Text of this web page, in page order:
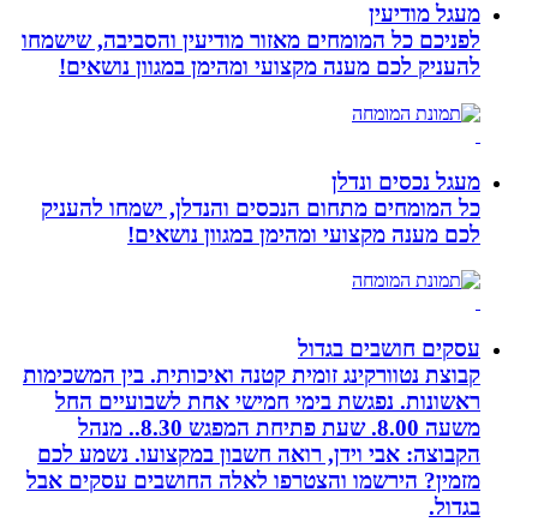
מעגל מודיעין
לפניכם כל המומחים מאזור מודיעין והסביבה, שישמחו
להעניק לכם מענה מקצועי ומהימן במגוון נושאים!
מעגל נכסים ונדלן
כל המומחים מתחום הנכסים והנדלן, ישמחו להעניק
לכם מענה מקצועי ומהימן במגוון נושאים!
עסקים חושבים בגדול
קבוצת נטוורקינג זומית קטנה ואיכותית. בין המשכימות
ראשונות. נפגשת בימי חמישי אחת לשבועיים החל
משעה 8.00. שעת פתיחת המפגש 8.30.. מנהל
הקבוצה: אבי וידן, רואה חשבון במקצועו. נשמע לכם
מזמין? הירשמו והצטרפו לאלה החושבים עסקים אבל
בגדול.